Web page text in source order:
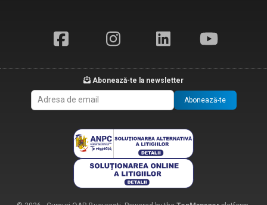
Abonează-te la newsletter
Abonează-te